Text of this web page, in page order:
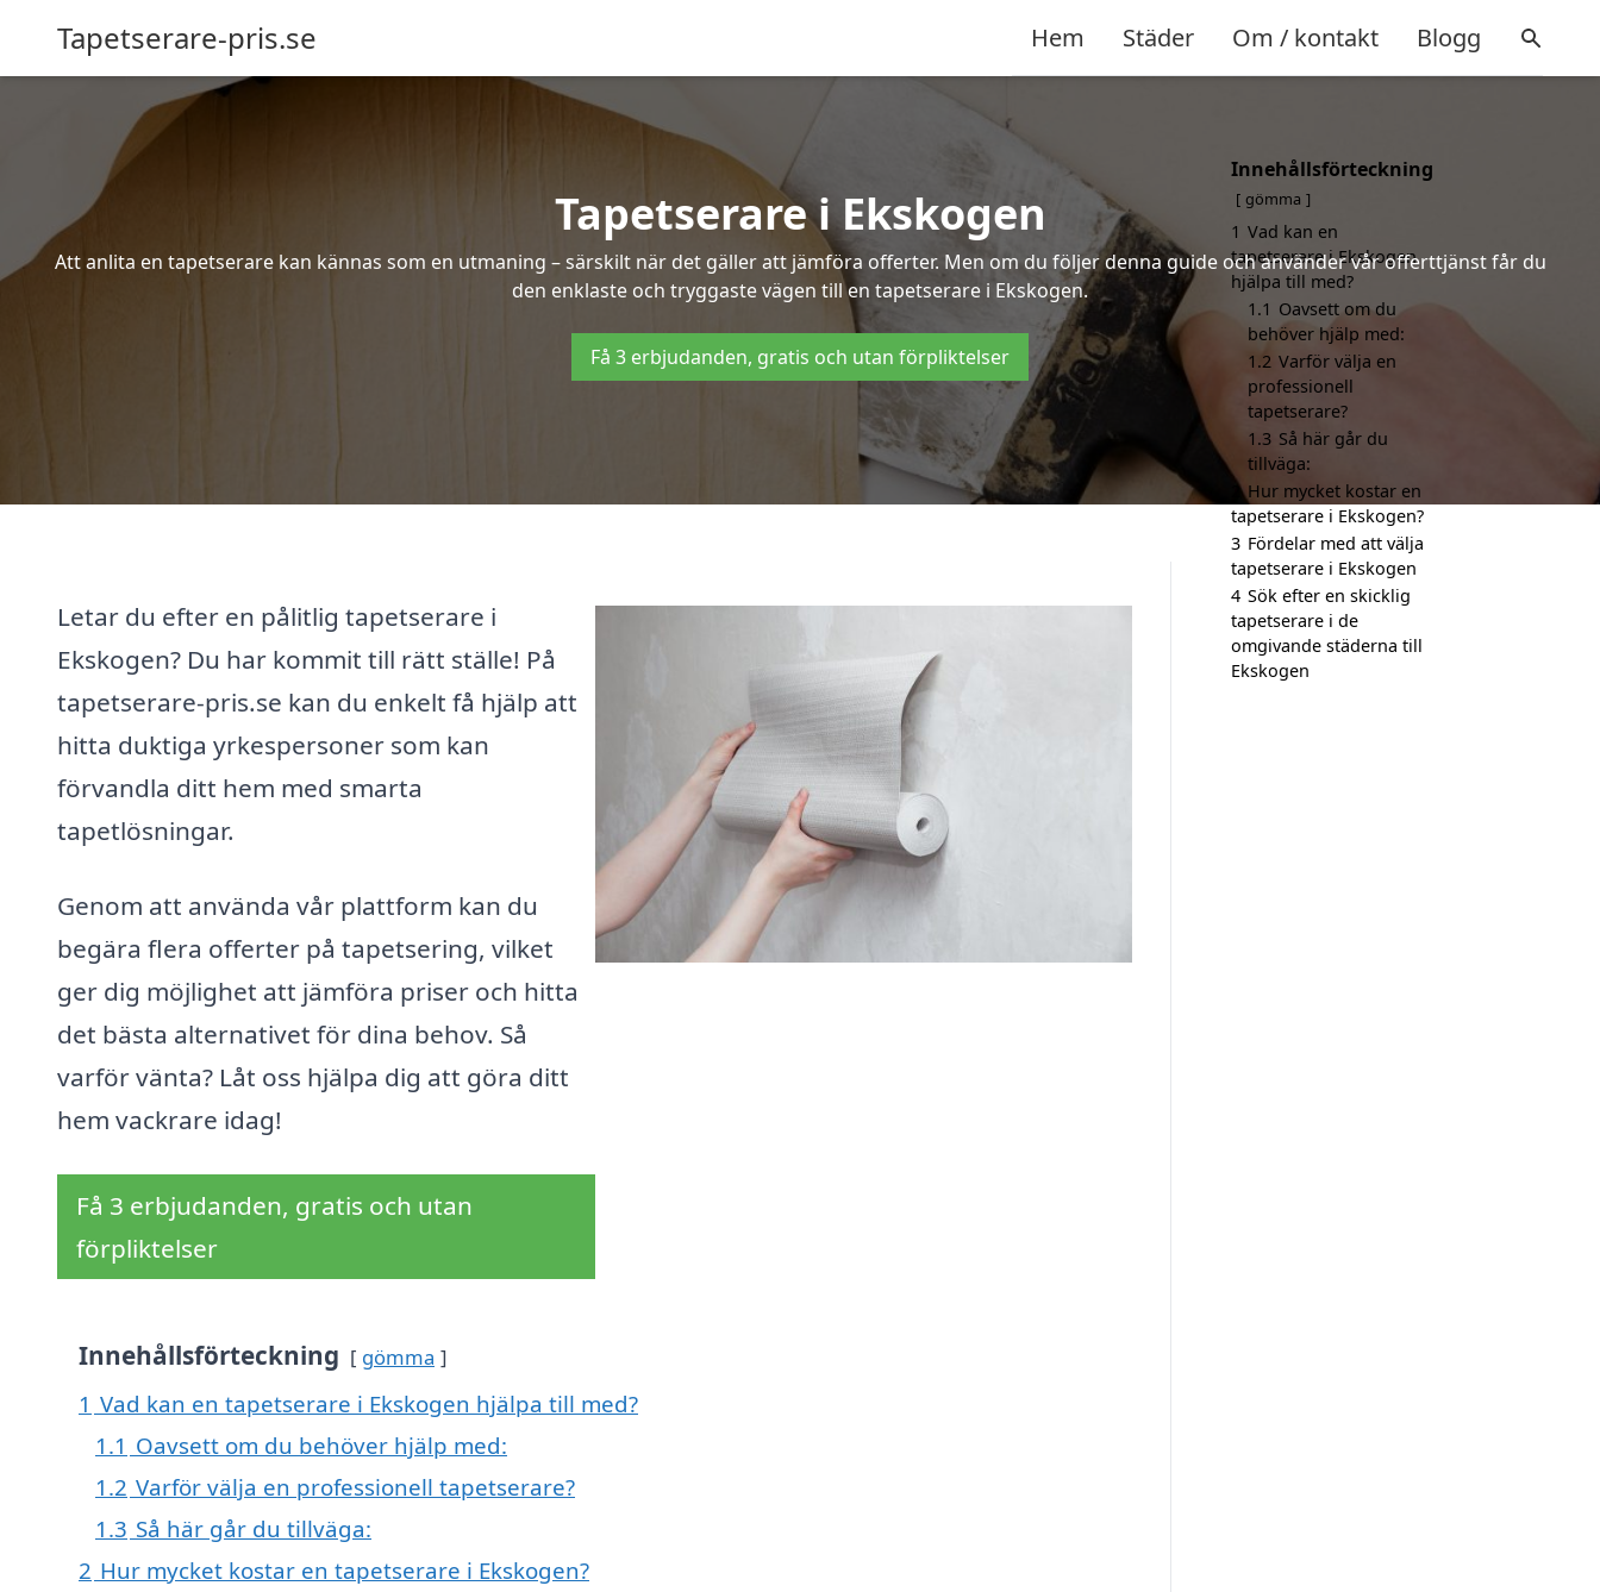
Tapetserare-pris.se Hem Städer Om / kontakt Blogg
Tapetserare i Ekskogen
Att anlita en tapetserare kan kännas som en utmaning – särskilt när det gäller att jämföra offerter. Men om du följer denna guide och använder vår offerttjänst får du
den enklaste och tryggaste vägen till en tapetserare i Ekskogen.
Få 3 erbjudanden, gratis och utan förpliktelser
Letar du efter en pålitlig tapetserare i
Ekskogen? Du har kommit till rätt ställe! På
tapetserare-pris.se kan du enkelt få hjälp att
hitta duktiga yrkespersoner som kan
förvandla ditt hem med smarta
tapetlösningar.
Genom att använda vår plattform kan du
begära flera offerter på tapetsering, vilket
ger dig möjlighet att jämföra priser och hitta
det bästa alternativet för dina behov. Så
varför vänta? Låt oss hjälpa dig att göra ditt
hem vackrare idag!
Få 3 erbjudanden, gratis och utan
förpliktelser
Innehållsförteckning gömma
1 Vad kan en tapetserare i Ekskogen hjälpa till med?
1.1 Oavsett om du behöver hjälp med:
1.2 Varför välja en professionell tapetserare?
1.3 Så här går du tillväga:
2 Hur mycket kostar en tapetserare i Ekskogen?
Innehållsförteckning
gömma
1 Vad kan en
tapetserare i Ekskogen
hjälpa till med?
1.1 Oavsett om du
behöver hjälp med:
1.2 Varför välja en
professionell
tapetserare?
1.3 Så här går du
tillväga:
2 Hur mycket kostar en
tapetserare i Ekskogen?
3 Fördelar med att välja
tapetserare i Ekskogen
4 Sök efter en skicklig
tapetserare i de
omgivande städerna till
Ekskogen